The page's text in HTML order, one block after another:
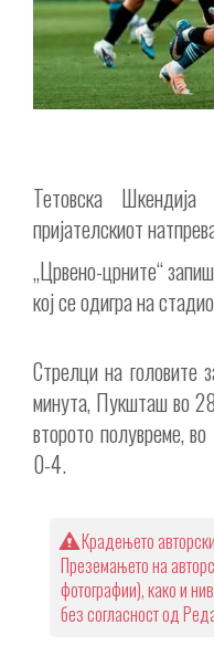
Тетовска
пријателскиот
„Црвено-црните“
кој се одигра на
Стрелци на головите
минута, Пукшташ во
второто полувреме,
0-4.
Крадењето
Преземањето на
фотографии), како и
без согласност од